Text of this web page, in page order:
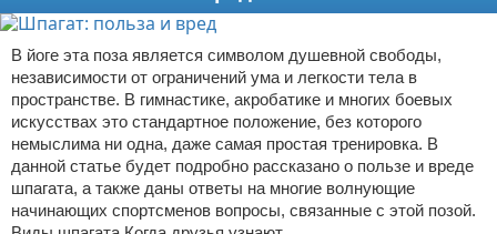
В йоге эта поза является символом душевной свободы,
независимости от ограничений ума и легкости тела в
пространстве. В гимнастике, акробатике и многих боевых
искусствах это стандартное положение, без которого
немыслима ни одна, даже самая простая тренировка. В
данной статье будет подробно рассказано о пользе и вреде
шпагата, а также даны ответы на многие волнующие
начинающих спортсменов вопросы, связанные с этой позой.